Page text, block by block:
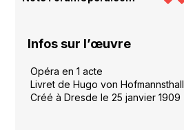
Infos sur l’œuvre
Opéra en 1 acte
Livret de Hugo von Hofmannsthall
Créé à Dresde le 25 janvier 1909